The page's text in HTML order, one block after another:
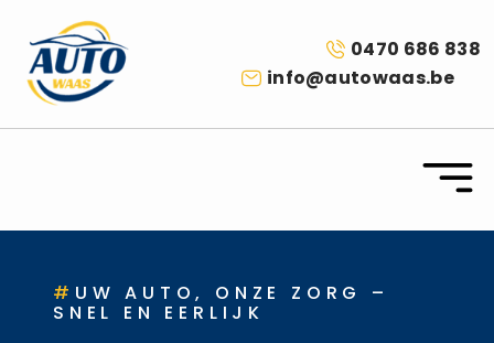
0470 686 838
info@autowaas.be
# UW AUTO, ONZE ZORG –
SNEL EN EERLIJK